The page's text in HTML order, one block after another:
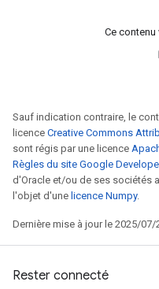
Ce contenu
Sauf indication contraire, le
licence Creative Commons
sont régis par une licence
Règles du site Google
d'Oracle et/ou de ses sociétés
l'objet d'une licence Numpy.
Dernière mise à jour le 2025/07/
Rester connecté